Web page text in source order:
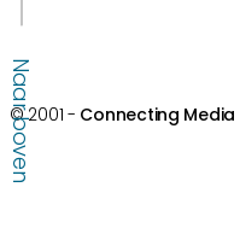
Naar boven
© 2001 - Connecting Media